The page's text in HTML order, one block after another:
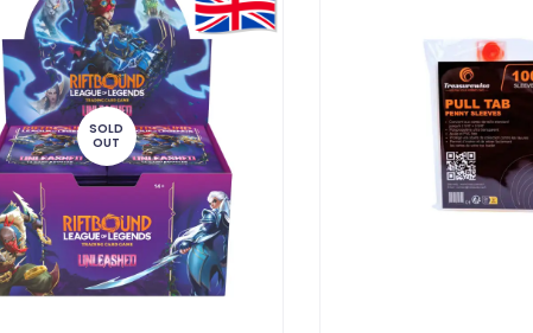
SOLD
OUT